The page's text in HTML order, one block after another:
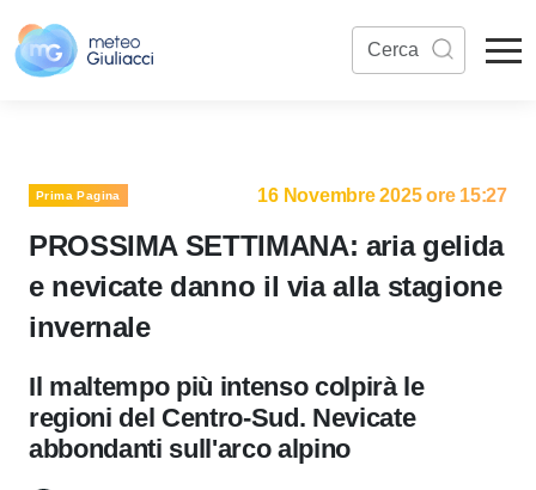
Prima Pagina 16 Novembre 2025 ore 15:27
PROSSIMA SETTIMANA: aria gelida
e nevicate danno il via alla stagione
invernale
Il maltempo più intenso colpirà le
regioni del Centro-Sud. Nevicate
abbondanti sull'arco alpino